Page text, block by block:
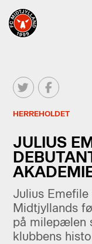
HERREHOLDET
JULIUS
Julius
Midtjyllands
på milepælen
klubbens